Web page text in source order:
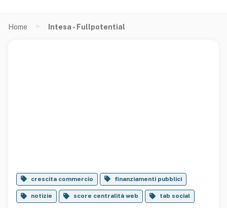
Home > Intesa - Fullpotential
crescita commercio finanziamenti pubblici
notizie score centralità web tab social